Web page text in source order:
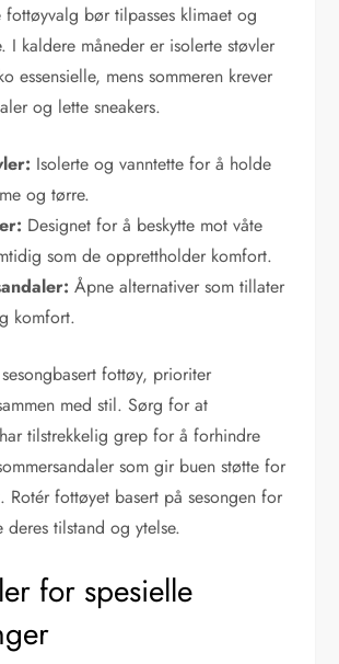
fottøyvalg bør tilpasses klimaet og
I kaldere måneder er isolerte støvler
essensielle, mens sommeren krever
og lette sneakers.
Isolerte og vanntette for å holde
og tørre.
Designet for å beskytte mot våte
som de opprettholder komfort.
Åpne alternativer som tillater
komfort.
fottøy, prioriter
med stil. Sørg for at
tilstrekkelig grep for å forhindre
som gir buen støtte for
Rotér fottøyet basert på sesongen for
tilstand og ytelse.
for spesielle